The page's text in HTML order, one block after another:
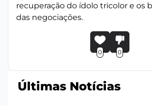
recuperação do ídolo tricolor e os
das negociações.
0 0
Últimas Notícias